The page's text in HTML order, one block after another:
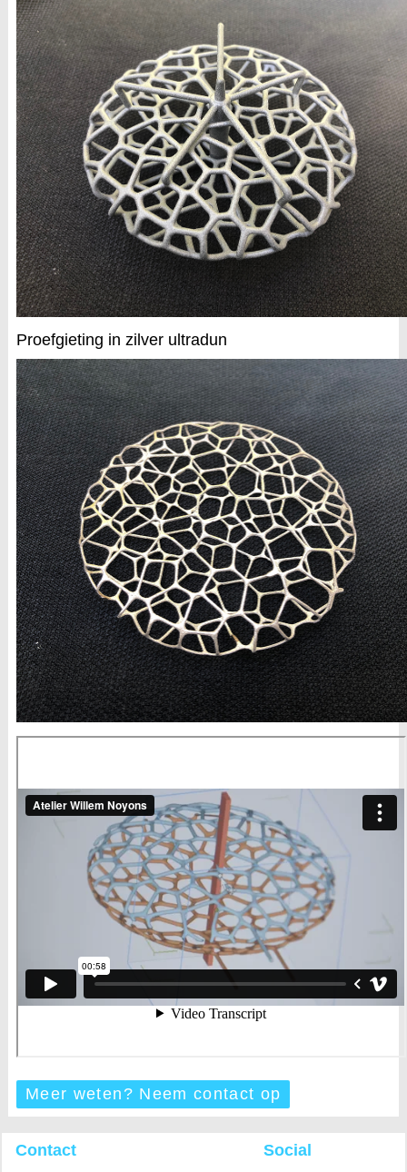
Proefgieting in zilver ultradun
Meer weten? Neem contact op
Contact Social